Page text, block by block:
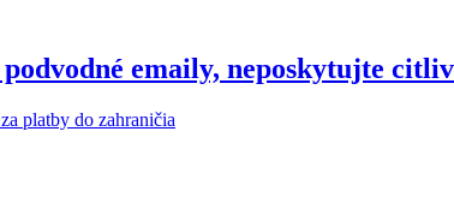
emaily, neposkytujte